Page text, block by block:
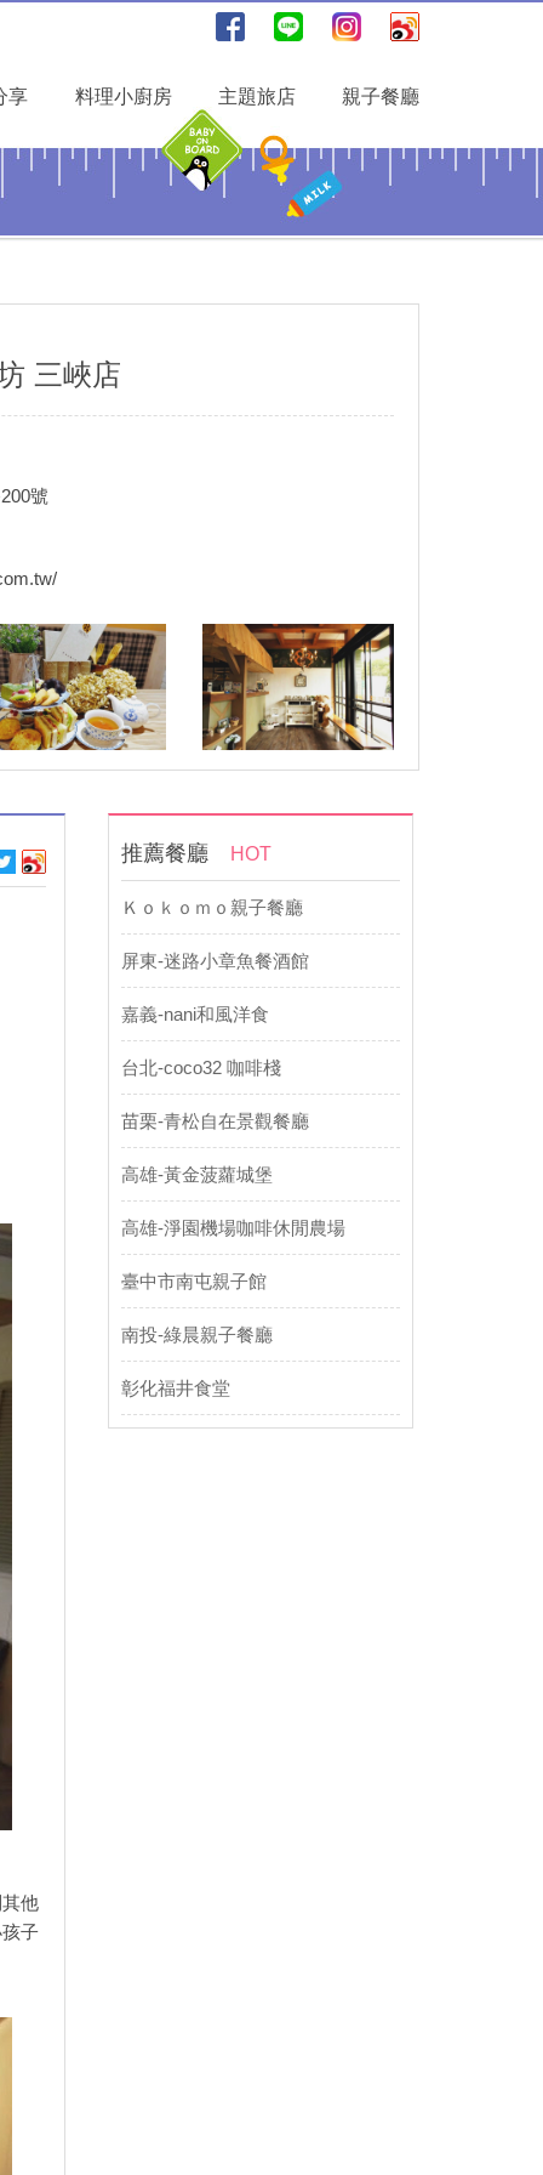
享 料理小廚房 主題旅店 親子餐廳
三峽店
號
他
子
推薦餐廳 HOT
Ｋｏｋｏｍｏ親子餐廳
屏東-迷路小章魚餐酒館
嘉義-nani和風洋食
台北-coco32 咖啡棧
苗栗-青松自在景觀餐廳
高雄-黃金菠蘿城堡
高雄-淨園機場咖啡休閒農場
臺中市南屯親子館
南投-綠晨親子餐廳
彰化福井食堂